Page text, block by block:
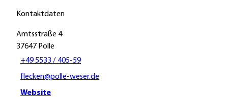
Kontaktdaten
Amtsstraße 4
37647 Polle
+49 5533 / 405-59
flecken@polle-weser.de
Website